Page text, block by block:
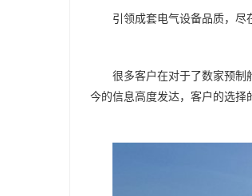
引领成套电气设备品质，尽
很多客户在对于了数家预
今的信息高度发达，客户的选择